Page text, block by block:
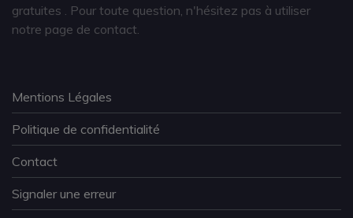
gratuites
. Pour toute question, n'hésitez pas à utiliser
notre page de contact.
Mentions Légales
Politique de confidentialité
Contact
Signaler une erreur